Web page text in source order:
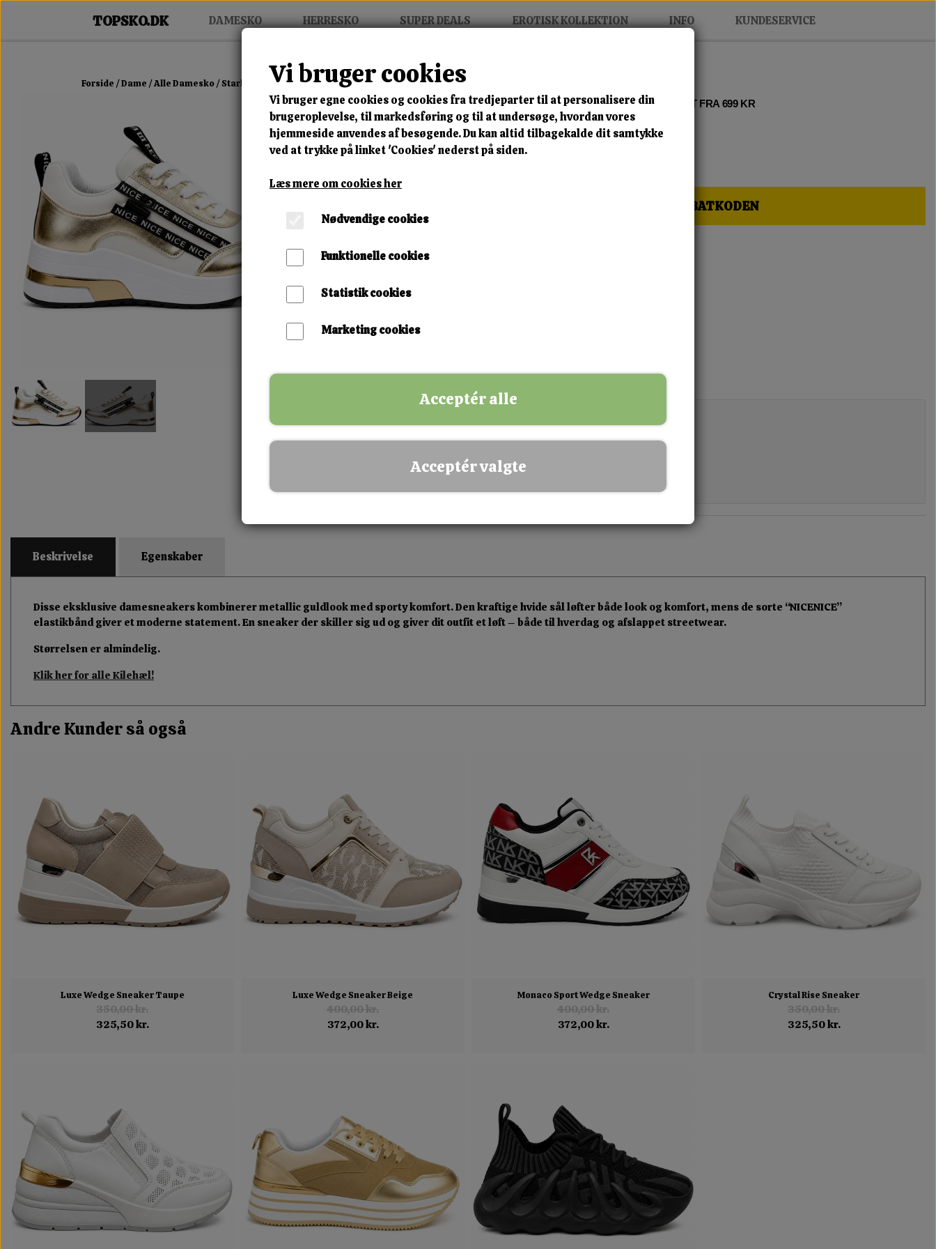
DAMESKO HERRESKO SUPER DEALS EROTISK KOLLEKTION INFO KUNDESERVICE
Forside Dame Alle Damesko Starlight Luxe Sneaker
MIX FRIT • KØB 3 BETAL FOR 2 • FRI FRAGT FRA 699 KR
Starlight Luxe Sneaker
🎁 SPAR 10 % – KLIK HER OG FÅ RABATKODEN
149,00 kr.
Størrelse
✅ Dansk webshop
✅ Fysisk butik i Esbjerg
Beskrivelse Egenskaber
Disse eksklusive damesneakers kombinerer metallic guldlook med sporty komfort. Den kraftige hvide sål løfter både look og komfort, mens de sorte “NICENICE”
elastikbånd giver et moderne statement. En sneaker der skiller sig ud og giver dit outfit et løft – både til hverdag og afslappet streetwear.
Størrelsen er almindelig.
Klik her for alle Kilehæl!
Andre Kunder så også
Luxe Wedge Sneaker Taupe
350,00 kr.
325,50 kr.
Luxe Wedge Sneaker Beige
400,00 kr.
372,00 kr.
Monaco Sport Wedge Sneaker
400,00 kr.
372,00 kr.
Crystal Rise Sneaker
350,00 kr.
325,50 kr.
Vi bruger cookies
Vi bruger egne cookies og cookies fra tredjeparter til at personalisere din
brugeroplevelse, til markedsføring og til at undersøge, hvordan vores
hjemmeside anvendes af besøgende. Du kan altid tilbagekalde dit samtykke
ved at trykke på linket 'Cookies' nederst på siden.
Læs mere om cookies her
Nødvendige cookies
Funktionelle cookies
Statistik cookies
Marketing cookies
Acceptér alle
Acceptér valgte